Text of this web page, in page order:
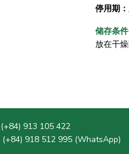
停用期
储存条件
放在干
(+84) 913 105 422
(+84) 918 512 995 (WhatsApp)